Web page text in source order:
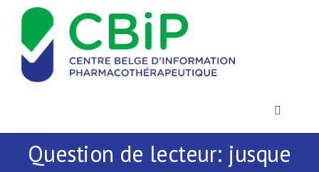
Passer
contenu
Toggle
Actualités
Question de lecteur: jusque